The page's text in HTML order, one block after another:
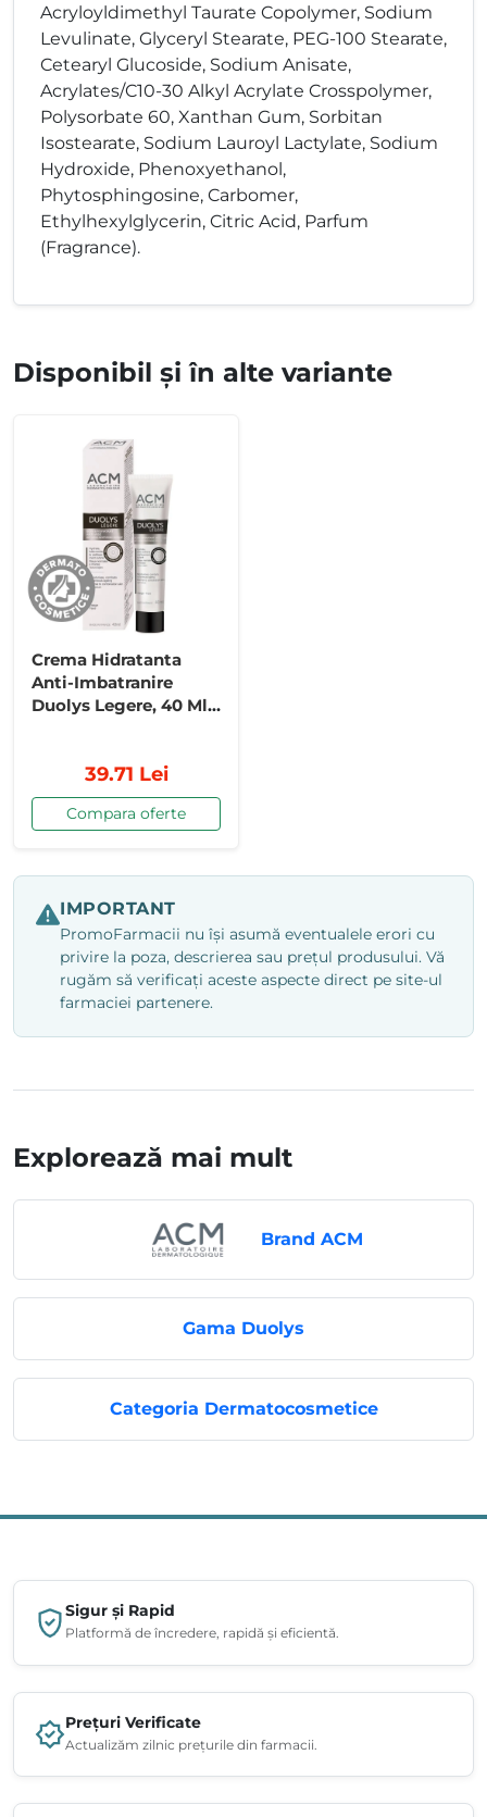
Acryloyldimethyl Taurate Copolymer, Sodium
Levulinate, Glyceryl Stearate, PEG-100 Stearate,
Cetearyl Glucoside, Sodium Anisate,
Acrylates/C10-30 Alkyl Acrylate Crosspolymer,
Polysorbate 60, Xanthan Gum, Sorbitan
Isostearate, Sodium Lauroyl Lactylate, Sodium
Hydroxide, Phenoxyethanol,
Phytosphingosine, Carbomer,
Ethylhexylglycerin, Citric Acid, Parfum
(Fragrance).
Disponibil și în alte variante
Crema Hidratanta
Anti-Imbatranire
Duolys Legere, 40 Ml,
39.71 Lei
Compara oferte
IMPORTANT
PromoFarmacii nu își asumă eventualele erori cu
privire la poza, descrierea sau prețul produsului. Vă
rugăm să verificați aceste aspecte direct pe site-ul
farmaciei partenere.
Explorează mai mult
Brand ACM
Gama Duolys
Categoria Dermatocosmetice
Sigur și Rapid
Platformă de încredere, rapidă și eficientă.
Prețuri Verificate
Actualizăm zilnic prețurile din farmacii.